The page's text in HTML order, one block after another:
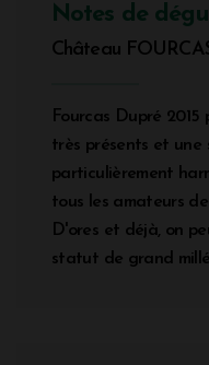
Notes de
Château
Fourcas Dupré
très présents et
particulièrement
tous les amateurs
D'ores et déjà, on
statut de grand